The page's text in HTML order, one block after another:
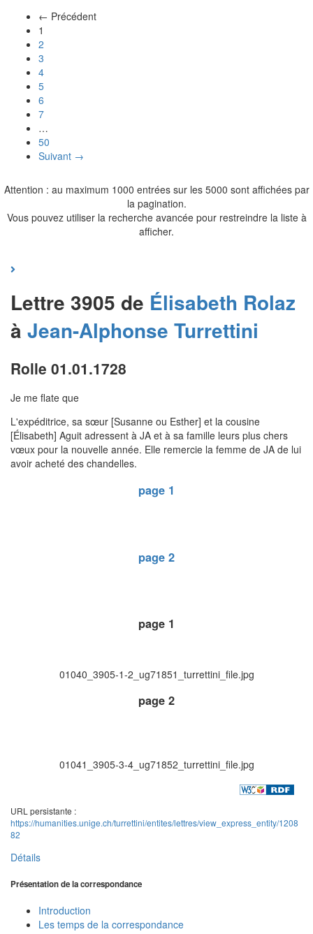
← Précédent
1
2
3
4
5
6
7
…
50
Suivant →
Attention : au maximum 1000 entrées sur les 5000 sont affichées par
la pagination.
Vous pouvez utiliser la recherche avancée pour restreindre la liste à
afficher.
Lettre 3905 de Élisabeth Rolaz
à Jean-Alphonse Turrettini
Rolle 01.01.1728
Je me flate que
L'expéditrice, sa sœur [Susanne ou Esther] et la cousine
[Élisabeth] Aguit adressent à JA et à sa famille leurs plus chers
vœux pour la nouvelle année. Elle remercie la femme de JA de lui
avoir acheté des chandelles.
page 1
page 2
page 1
01040_3905-1-2_ug71851_turrettini_file.jpg
page 2
01041_3905-3-4_ug71852_turrettini_file.jpg
URL persistante :
https://humanities.unige.ch/turrettini/entites/lettres/view_express_entity/1208
82
Détails
Présentation de la correspondance
Introduction
Les temps de la correspondance